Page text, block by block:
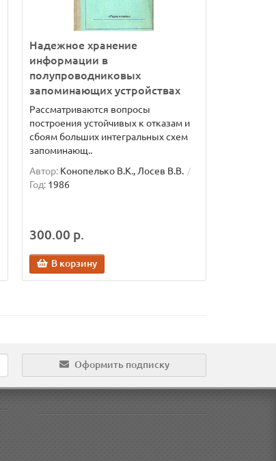
Надежное хранение
информации в
полупроводниковых
запоминающих устройствах
Рассматриваются вопросы
построения устойчивых к отказам и
сбоям больших интегральных схем
запоминающ..
Автор: Конопелько В.К., Лосев В.В.
Год: 1986
300.00 р.
В корзину
Оформить подписку